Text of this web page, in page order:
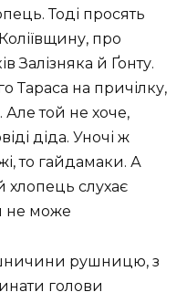
Тоді просять
про
Залізняка й Ґонту.
Тараса на причілку,
той не хоче,
діда. Уночі ж
то гайдамаки. А
хлопець слухає
не може
рушницю, з
голови